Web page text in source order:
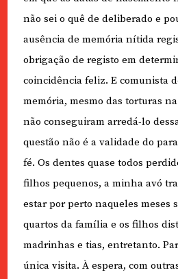
não sei o quê de deliberado e
ausência de memória nítida
obrigação de registo em
coincidência feliz. E comunista
memória, mesmo das torturas
não conseguiram arredá-lo
questão não é a validade do
fé. Os dentes quase todos
filhos pequenos, a minha avó
estar por perto naqueles meses
quartos da família e os filhos
madrinhas e tias, entretanto.
única visita. À espera, com